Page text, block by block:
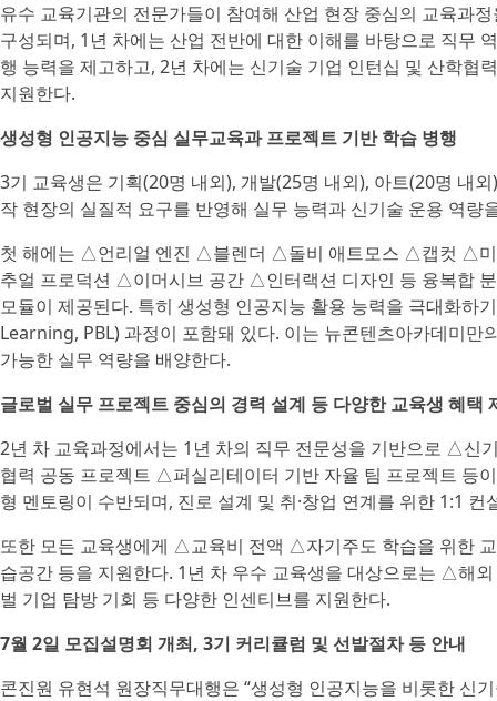
유수 교육기관의 전문가들이 참여해 산업 현장 중심의 교육과
구성되며, 1년 차에는 산업 전반에 대한 이해를 바탕으로 직무
행 능력을 제고하고, 2년 차에는 신기술 기업 인턴십 및 산학협
지원한다.
생성형 인공지능 중심 실무교육과 프로젝트 기반 학습 병행
3기 교육생은 기획(20명 내외), 개발(25명 내외), 아트(20명 내
작 현장의 실질적 요구를 반영해 실무 능력과 신기술 운용 역량
첫 해에는 △언리얼 엔진 △블렌더 △돌비 애트모스 △캡컷 △
추얼 프로덕션 △이머시브 공간 △인터랙션 디자인 등 융복합
모듈이 제공된다. 특히 생성형 인공지능 활용 능력을 극대화하
Learning, PBL) 과정이 포함돼 있다. 이는 뉴콘텐츠아카데미만
가능한 실무 역량을 배양한다.
글로벌 실무 프로젝트 중심의 경력 설계 등 다양한 교육생 혜택
2년 차 교육과정에서는 1년 차의 직무 전문성을 기반으로 △신
협력 공동 프로젝트 △퍼실리테이터 기반 자율 팀 프로젝트 등
형 멘토링이 수반되며, 진로 설계 및 취·창업 연계를 위한 1:1 컨
또한 모든 교육생에게 △교육비 전액 △자기주도 학습을 위한
습공간 등을 지원한다. 1년 차 우수 교육생을 대상으로는 △해
벌 기업 탐방 기회 등 다양한 인센티브를 지원한다.
7월 2일 모집설명회 개최, 3기 커리큘럼 및 선발절차 등 안내
콘진원 유현석 원장직무대행은 “생성형 인공지능을 비롯한 신